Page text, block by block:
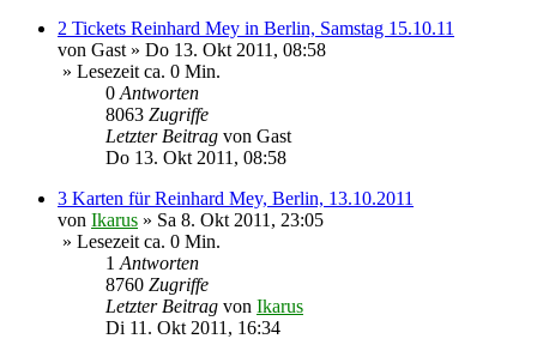
2 Tickets Reinhard Mey in Berlin, Samstag 15.10.11
von Gast» Do 13. Okt 2011, 08:58
» Lesezeit ca. 0 Min.
0Antworten
8063 Zugriffe
Letzter Beitrag von Gast
Do 13. Okt 2011, 08:58
3 Karten für Reinhard Mey, Berlin, 13.10.2011
von Ikarus » Sa 8. Okt 2011, 23:05
» Lesezeit ca. 0 Min.
1Antworten
8760 Zugriffe
Letzter Beitrag von Ikarus
Di 11. Okt 2011, 16:34